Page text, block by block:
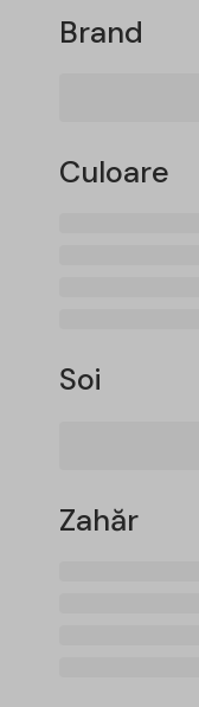
Brand
Culoare
Soi
Zahăr